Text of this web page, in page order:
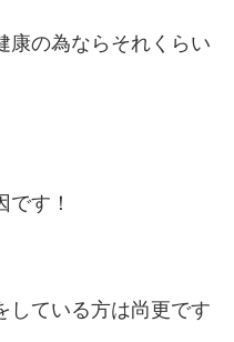
康の為ならそれくらい
す！
している方は尚更です